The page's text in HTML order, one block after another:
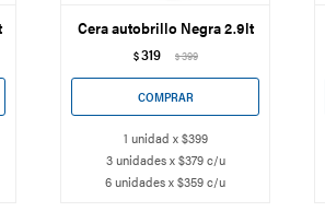
Cera autobrillo Negra 2.9lt
$319 $399
1 unidad x $399
3 unidades x $379 c/u
6 unidades x $359 c/u